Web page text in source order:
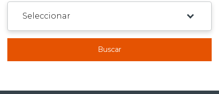
Buscar